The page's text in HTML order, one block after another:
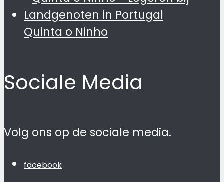
Quinta o Ninho
Sociale Media
Volg ons op de sociale media.
facebook